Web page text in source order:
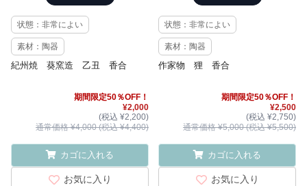
状態：非常によい
素材：陶器
紀州焼 葵窯造 乙丑 香合
期間限定50％OFF！
¥2,000
(税込 ¥2,200)
通常価格 ¥4,000 (税込 ¥4,400)
カゴに入れる
お気に入り
状態：非常によい
素材：陶器
作家物 狸 香合
期間限定50％OFF！
¥2,500
(税込 ¥2,750)
通常価格 ¥5,000 (税込 ¥5,500)
カゴに入れる
お気に入り